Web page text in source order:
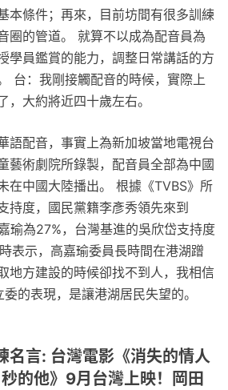
本條件；再來，目前坊間有很多訓練
圈的管道。 就算不以成為配音員為
學員鑑賞的能力，調整日常講話的方
台：我剛接觸配音的時候，實際上
，大約將近四十歲左右。
語配音，事實上為新加坡當地電視台
藝術劇院所錄製，配音員全部為中國
在中國大陸播出。 根據《TVBS》所
持度，國民黨籍李彥秀領先來到
瑜為27%，台灣基進的吳欣岱支持度
表示，高嘉瑜委員長時間在港湖蹭
地方建設的時候卻找不到人，我相信
的表現，是讓港湖居民失望的。
名言: 台灣電影《消失的情人
的他》9月台灣上映！岡田